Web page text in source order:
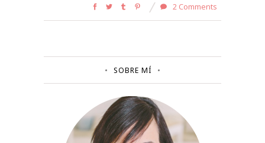
2 Comments
SOBRE MÍ